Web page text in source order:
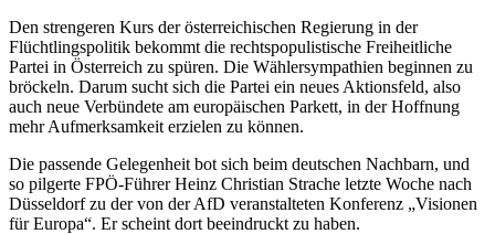
Den strengeren Kurs der österreichischen Regierung in der
Flüchtlingspolitik bekommt die rechtspopulistische Freiheitliche
Partei in Österreich zu spüren. Die Wählersympathien beginnen zu
bröckeln. Darum sucht sich die Partei ein neues Aktionsfeld, also
auch neue Verbündete am europäischen Parkett, in der Hoffnung
mehr Aufmerksamkeit erzielen zu können.
Die passende Gelegenheit bot sich beim deutschen Nachbarn, und
so pilgerte FPÖ-Führer Heinz Christian Strache letzte Woche nach
Düsseldorf zu der von der AfD veranstalteten Konferenz „Visionen
für Europa“. Er scheint dort beeindruckt zu haben.